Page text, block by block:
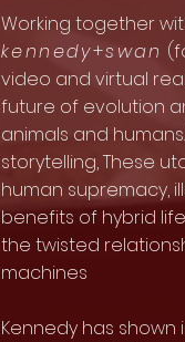
Working together
kennedy+swan
video and virtual
future of evolution
animals and
storytelling, These
human supremacy,
benefits of hybrid
the twisted
machines
Kennedy has